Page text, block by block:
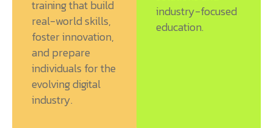
training that build
real-world skills,
foster innovation,
and prepare
individuals for the
evolving digital
industry.
industry-focused
education.